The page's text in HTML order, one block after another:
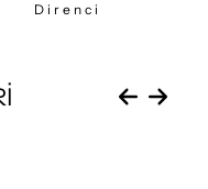
Direnci